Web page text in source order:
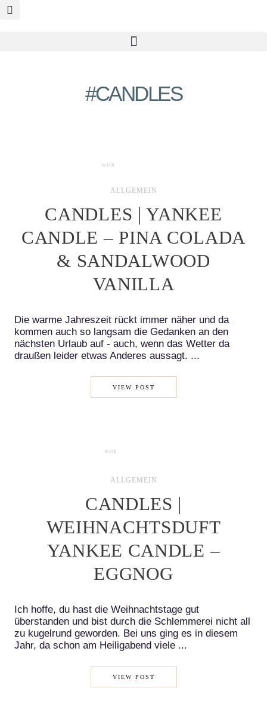
#CANDLES
with
ALLGEMEIN
CANDLES | YANKEE
CANDLE – PINA COLADA
& SANDALWOOD
VANILLA
Die warme Jahreszeit rückt immer näher und da
kommen auch so langsam die Gedanken an den
nächsten Urlaub auf - auch, wenn das Wetter da
draußen leider etwas Anderes aussagt. ...
VIEW POST
with
ALLGEMEIN
CANDLES |
WEIHNACHTSDUFT
YANKEE CANDLE –
EGGNOG
Ich hoffe, du hast die Weihnachtstage gut
überstanden und bist durch die Schlemmerei nicht all
zu kugelrund geworden. Bei uns ging es in diesem
Jahr, da schon am Heiligabend viele ...
VIEW POST